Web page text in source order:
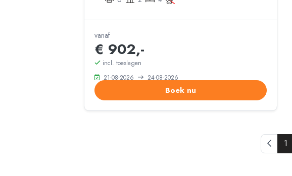
vanaf
€ 902,-
incl. toeslagen
21-08-2026
24-08-2026
Boek nu
Vorige
1